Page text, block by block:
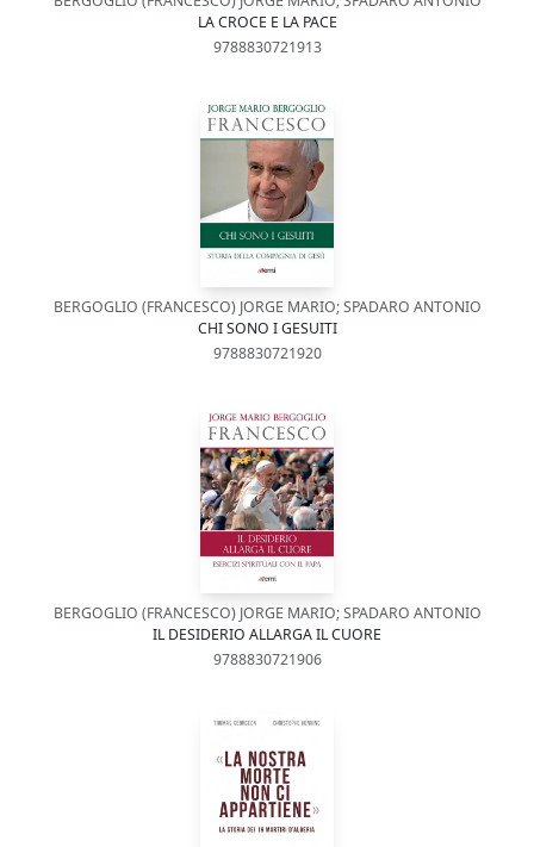
LA CROCE E LA PACE
9788830721913
BERGOGLIO (FRANCESCO) JORGE MARIO; SPADARO ANTONIO
CHI SONO I GESUITI
9788830721920
BERGOGLIO (FRANCESCO) JORGE MARIO; SPADARO ANTONIO
IL DESIDERIO ALLARGA IL CUORE
9788830721906